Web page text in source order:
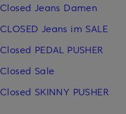
Closed Jeans Damen
CLOSED Jeans im SALE
Closed PEDAL PUSHER
Closed Sale
Closed SKINNY PUSHER